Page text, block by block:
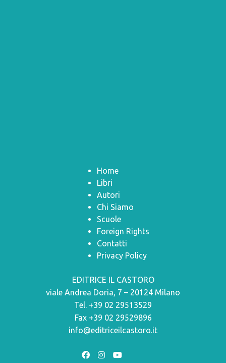
Home
Libri
Autori
Chi Siamo
Scuole
Foreign Rights
Contatti
Privacy Policy
EDITRICE IL CASTORO
viale Andrea Doria, 7 – 20124 Milano
Tel. +39 02 29513529
Fax +39 02 29529896
info@editriceilcastoro.it